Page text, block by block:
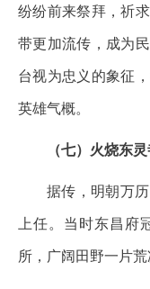
纷纷前来祭拜，祈
带更加流传，成为
台视为忠义的象征
英雄气概。
（七）火烧东
据传，明朝万
上任。当时东昌府
所，广阔田野一片荒